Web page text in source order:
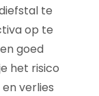
te
op te
goed
het risico
verlies